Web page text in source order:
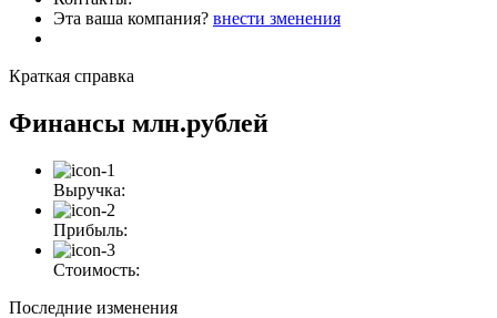
Эта ваша компания? внести зменения
Краткая справка
Финансы млн.рублей
Выручка:
Прибыль:
Стоимость:
Последние изменения